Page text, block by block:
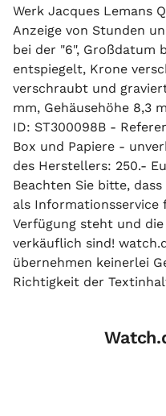
Werk Jacques Lemans
Anzeige von Stunden
bei der "6", Großdatum
entspiegelt, Krone
verschraubt und
mm, Gehäusehöhe 8,3
ID: ST300098B -
Box und Papiere -
des Herstellers: 250.-
Beachten Sie bitte,
als Informationsservice
Verfügung steht und
verkäuflich sind!
übernehmen keinerlei
Richtigkeit der